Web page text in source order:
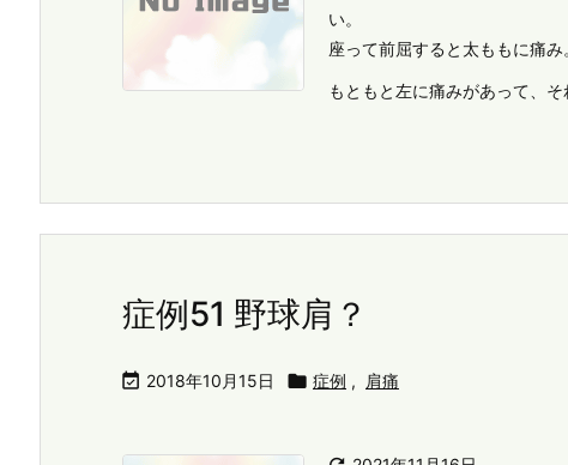
い。
座って前屈すると太ももに痛み
もともと左に痛みがあって、
症例51 野球肩？
 2018年10月15日  症例 , 肩痛